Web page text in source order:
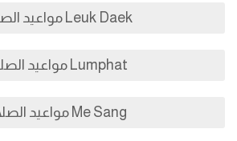
Leuk Daek مواعيد الصلاة
Lumphat مواعيد الصلاة
Me Sang مواعيد الصلاة